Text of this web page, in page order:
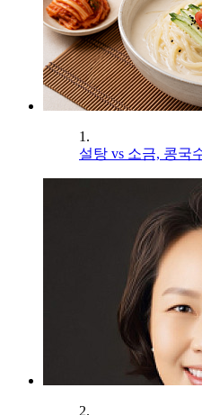
1.
설탕 vs 소금, 콩국
2.